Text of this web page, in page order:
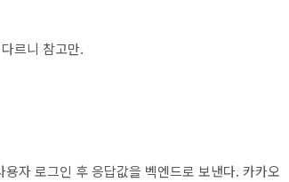
르니 참고만.
자 로그인 후 응답값을 벡엔드로 보낸다. 카카오